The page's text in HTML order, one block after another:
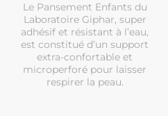
Le Pansement Enfants du
Laboratoire Giphar, super
adhésif et résistant à l’eau,
est constitué d’un support
extra-confortable et
microperforé pour laisser
respirer la peau.